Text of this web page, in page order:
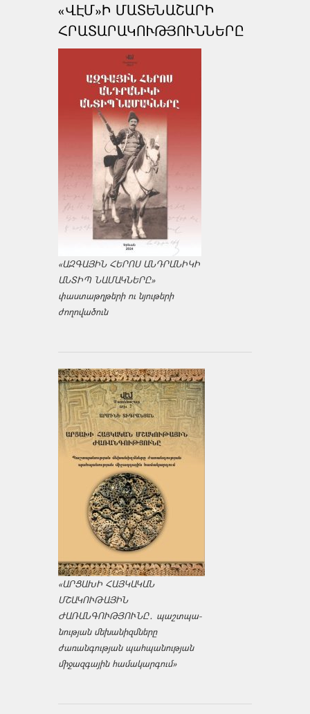
«ՎԷՄ»Ի ՄԱՏԵՆԱՇԱՐԻ
ՀՐԱՏԱՐԱԿՈՒԹՅՈՒՆՆԵՐԸ
«ԱԶԳԱՅԻՆ ՀԵՐՈՍ ԱՆԴՐԱՆԻԿԻ
ԱՆՏԻՊ ՆԱՄԱԿՆԵՐԸ»
փաստաթղթերի ու նյութերի
ժողովածուն
«ԱՐՑԱԽԻ ՀԱՅԿԱԿԱՆ
ՄՇԱԿՈՒԹԱՅԻՆ
ԺԱՌԱՆԳՈՒԹՅՈՒՆԸ․ պաշտպա­
նության մեխանիզմները
ժառանգության պահպանության
միջազ­գային համակարգում»